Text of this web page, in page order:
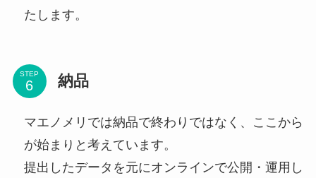
たします。
STEP 納品
マエノメリでは納品で終わりではなく、ここから
が始まりと考えています。
提出したデータを元にオンラインで公開・運用し